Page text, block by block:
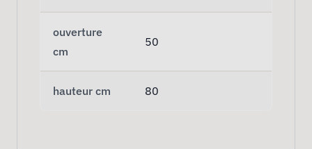
ouverture
cm
50
hauteur cm 80